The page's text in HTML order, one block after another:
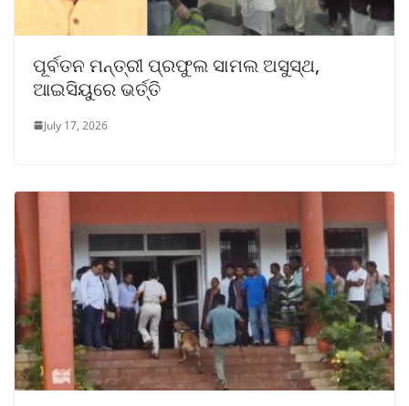
ପୂର୍ବତନ ମନ୍ତ୍ରୀ ପ୍ରଫୁଲ ସାମଲ ଅସୁସ୍ଥ,
ଆଇସିୟୁରେ ଭର୍ତ୍ତି
July 17, 2026